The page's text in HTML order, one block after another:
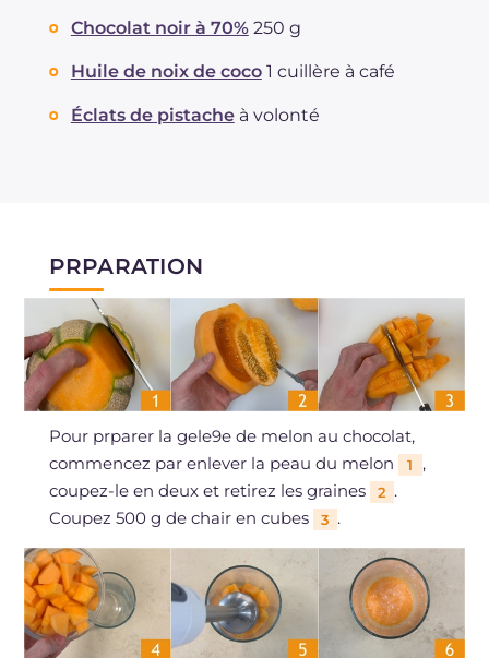
Chocolat noir à 70% 250 g
Huile de noix de coco 1 cuillère à café
Éclats de pistache à volonté
PRPARATION
Pour prparer la gele9e de melon au chocolat,
commencez par enlever la peau du melon
1
,
coupez-le en deux et retirez les graines
2 .
Coupez 500 g de chair en cubes
3 .